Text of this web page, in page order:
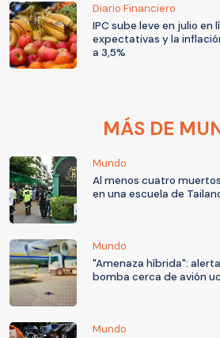
Diario Financiero
IPC sube leve en julio en
expectativas y la
a 3,5%
MÁS DE
Mundo
Al menos cuatro
en una escuela de
Mundo
"Amenaza híbrida":
bomba cerca de avión
Mundo